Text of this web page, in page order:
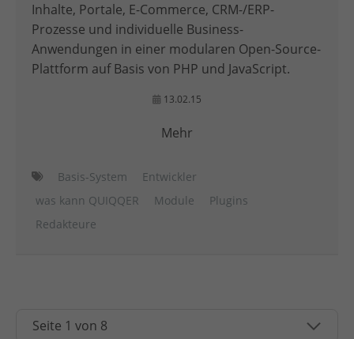
Inhalte, Portale, E-Commerce, CRM-/ERP-
Prozesse und individuelle Business-
Anwendungen in einer modularen Open-Source-
Plattform auf Basis von PHP und JavaScript.
13.02.15
Mehr
Basis-System
Entwickler
was kann QUIQQER
Module
Plugins
Redakteure